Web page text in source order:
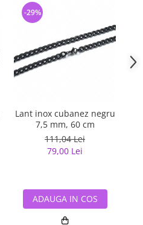
Lant inox cubanez negru
7,5 mm, 60 cm
111,04 Lei
79,00 Lei
-29%
ADAUGA IN COS